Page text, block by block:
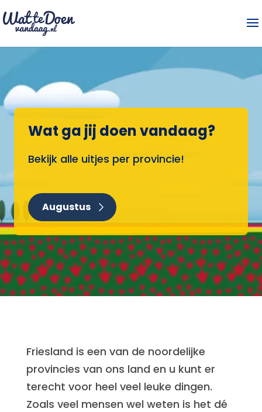
Wat ga jij doen vandaag?
Bekijk alle uitjes per provincie!
Augustus
Friesland is een van de noordelijke
provincies van ons land en u kunt er
terecht voor heel veel leuke dingen.
Zoals veel mensen wel weten is het dé